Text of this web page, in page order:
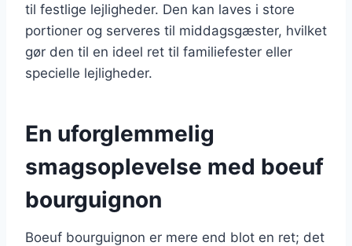
til festlige lejligheder. Den kan laves i store
portioner og serveres til middagsgæster, hvilket
gør den til en ideel ret til familiefester eller
specielle lejligheder.
En uforglemmelig
smagsoplevelse med boeuf
bourguignon
Boeuf bourguignon er mere end blot en ret; det